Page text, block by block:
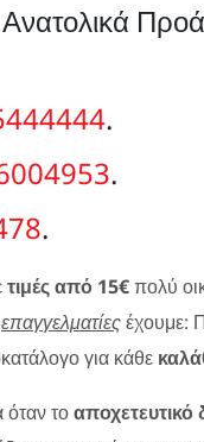
.
.
.
τιμές από 15€πολύ
επαγγελματίεςέχουμε:
για κάθε
όταν τοαποχετευτικό